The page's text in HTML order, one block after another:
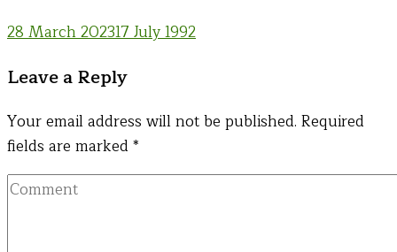
28 March 202317 July 1992
Leave a Reply
Your email address will not be published. Required
fields are marked *
Comment